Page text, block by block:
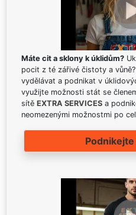
Máte cit a sklony k úklidům?
pocit z té zářivé čistoty a
vydělávat a podnikat v
využijte možnosti stát se
sítě EXTRA SERVICES a
neomezenými možnostmi po